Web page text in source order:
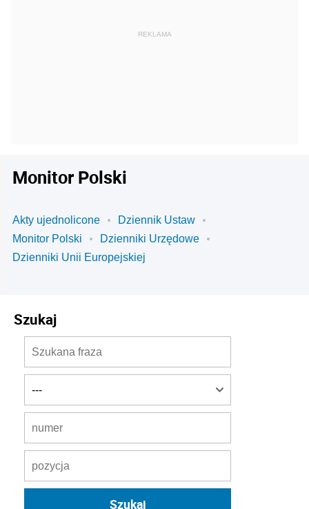
Monitor Polski
Akty ujednolicone
Dziennik Ustaw
Monitor Polski
Dzienniki Urzędowe
Dzienniki Unii Europejskiej
Szukaj